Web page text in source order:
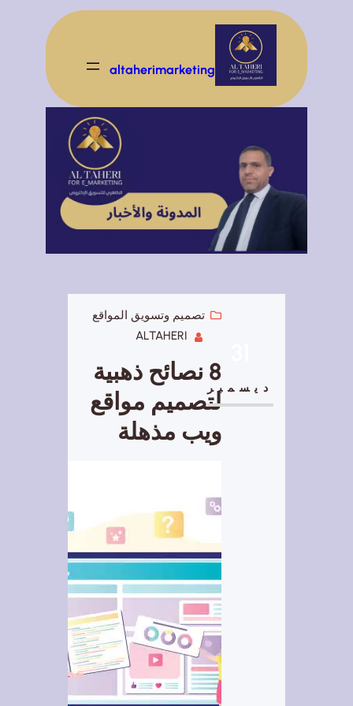
تخطى
إلى
المحتوى
altaherimarketing
ديسمبر
تصميم وتسويق المواقع
ALTAHERI
8 نصائح ذهبية
لتصميم مواقع
ويب مذهلة